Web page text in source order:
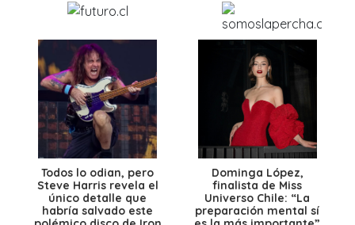
Todos lo odian, pero
Steve Harris revela el
único detalle que
habría salvado este
Dominga López,
finalista de Miss
Universo Chile: “La
preparación mental sí